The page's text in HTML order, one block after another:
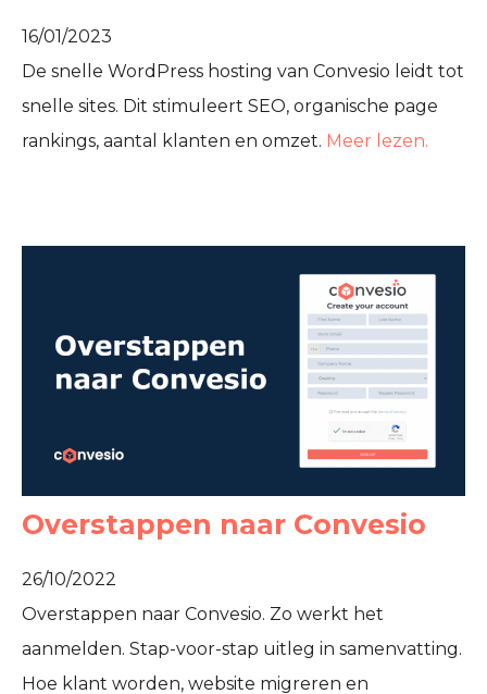
16/01/2023
De snelle WordPress hosting van Convesio leidt tot
snelle sites. Dit stimuleert SEO, organische page
rankings, aantal klanten en omzet. Meer lezen.
Overstappen naar Convesio
26/10/2022
Overstappen naar Convesio. Zo werkt het
aanmelden. Stap-voor-stap uitleg in samenvatting.
Hoe klant worden, website migreren en